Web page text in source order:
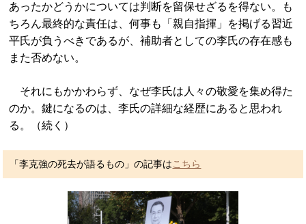
あったかどうかについては判断を留保せざるを得ない。も
ちろん最終的な責任は、何事も「親自指揮」を掲げる習近
平氏が負うべきであるが、補助者としての李氏の存在感も
また否めない。
それにもかかわらず、なぜ李氏は人々の敬愛を集め得た
のか。鍵になるのは、李氏の詳細な経歴にあると思われ
る。（続く）
「李克強の死去が語るもの」の記事はこちら